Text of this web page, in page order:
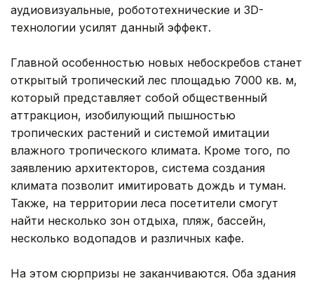
аудиовизуальные, робототехнические и 3D-
технологии усилят данный эффект.
Главной особенностью новых небоскребов станет
открытый тропический лес площадью 7000 кв. м,
который представляет собой общественный
аттракцион, изобилующий пышностью
тропических растений и системой имитации
влажного тропического климата. Кроме того, по
заявлению архитекторов, система создания
климата позволит имитировать дождь и туман.
Также, на территории леса посетители смогут
найти несколько зон отдыха, пляж, бассейн,
несколько водопадов и различных кафе.
На этом сюрпризы не заканчиваются. Оба здания